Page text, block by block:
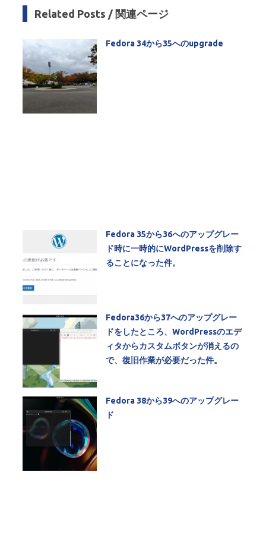
Related Posts / 関連ページ
Fedora 34から35へのupgrade
Fedora 35から36へのアップグレー
ド時に一時的にWordPressを削除す
ることになった件。
Fedora36から37へのアップグレー
ドをしたところ、WordPressのエデ
ィタからカスタムボタンが消えるの
で、復旧作業が必要だった件。
Fedora 38から39へのアップグレー
ド